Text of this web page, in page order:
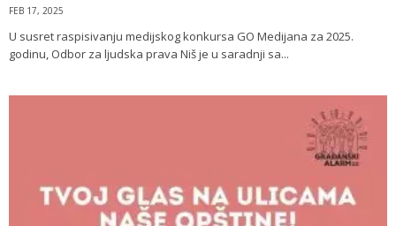
FEB 17, 2025
U susret raspisivanju medijskog konkursa GO Medijana za 2025.
godinu, Odbor za ljudska prava Niš je u saradnji sa...